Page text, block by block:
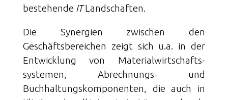
bestehende IT Landschaften.
Die Synergien zwischen den
Geschäftsbereichen zeigt sich u.a. in der
Entwicklung von Material­wirtschafts­
systemen, Abrechnungs- und
Buchhaltungs­komponenten, die auch in